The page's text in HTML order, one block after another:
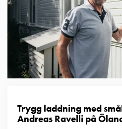
Trygg laddning med
Andreas Ravelli på